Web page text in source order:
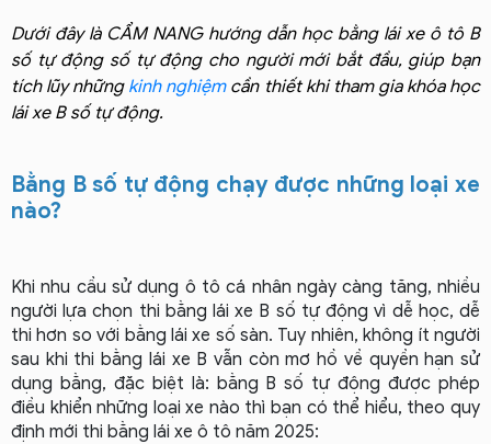
Dưới đây là CẨM NANG hướng dẫn học bằng lái xe ô tô B
số tự động số tự động cho người mới bắt đầu, giúp bạn
tích lũy những kinh nghiệmcần thiết khi tham gia khóa học
lái xe B số tự động.
Bằng B số tự động chạy được những loại xe
nào?
Khi nhu cầu sử dụng ô tô cá nhân ngày càng tăng, nhiều
người lựa chọn thi bằng lái xe B số tự động vì dễ học, dễ
thi hơn so với bằng lái xe số sàn. Tuy nhiên, không ít người
sau khi thi bằng lái xe B vẫn còn mơ hồ về quyền hạn sử
dụng bằng, đặc biệt là: bằng B số tự động được phép
điều khiển những loại xe nào thì bạn có thể hiểu, theo quy
định mới thi bằng lái xe ô tô năm 2025: